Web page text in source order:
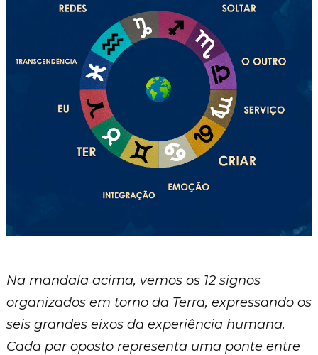
Na mandala acima, vemos os 12 signos
organizados em torno da Terra, expressando os
seis grandes eixos da experiência humana.
Cada par oposto representa uma ponte entre